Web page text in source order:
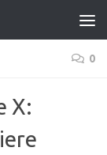
0
X: